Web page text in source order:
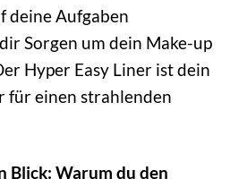
deine Aufgaben
Sorgen um dein Make-up
Hyper Easy Liner ist dein
für einen strahlenden
Blick: Warum du den